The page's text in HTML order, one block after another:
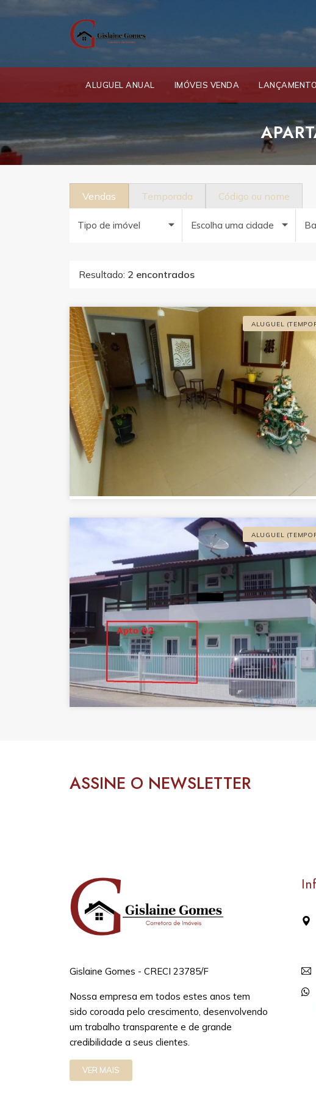
ALUGUEL ANUAL IMÓVEIS VENDA LANÇAMENTO
Vendas Temporada Código ou nome
Tipo de imóvel Escolha uma cidade
Resultado: 2 encontrados
ALUGUEL
ALUGUEL
ASSINE O NEWSLETTER
Gislaine Gomes - CRECI 23785/F
Nossa empresa em todos estes anos tem
sido coroada pelo crescimento, desenvolvendo
um trabalho transparente e de grande
credibilidade a seus clientes.
VER MAIS